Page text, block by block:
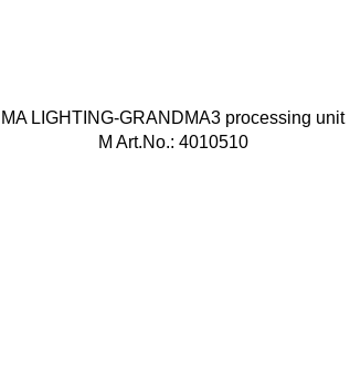
MA LIGHTING-GRANDMA3 processing unit
M Art.No.: 4010510